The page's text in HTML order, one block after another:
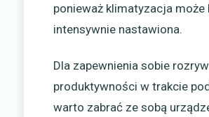
ponieważ klimatyzacja może
intensywnie nastawiona.
Dla zapewnienia sobie
produktywności w trakcie
warto zabrać ze sobą